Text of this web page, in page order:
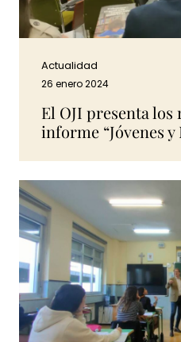
Actualidad
26 enero 2024
El OJI presenta los
informe “Jóvenes